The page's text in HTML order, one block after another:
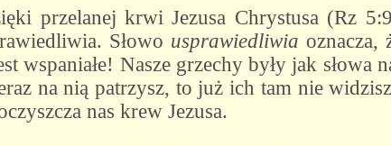
przelanej krwi Jezusa Chrystusa (Rz
Słowo usprawiedliwia oznacza,
wspaniałe! Nasze grzechy były jak słowa
na nią patrzysz, to już ich tam nie
nas krew Jezusa.